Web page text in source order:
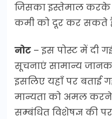
जिसका इस्तेमाल करके
कमी को दूर कर सकते
नोट – इस पोस्ट में दी
सूचनाएं सामान्य
इसलिए यहाँ पर बताई
मान्यता को अमल
सम्बंधित विशेषज्ञ की